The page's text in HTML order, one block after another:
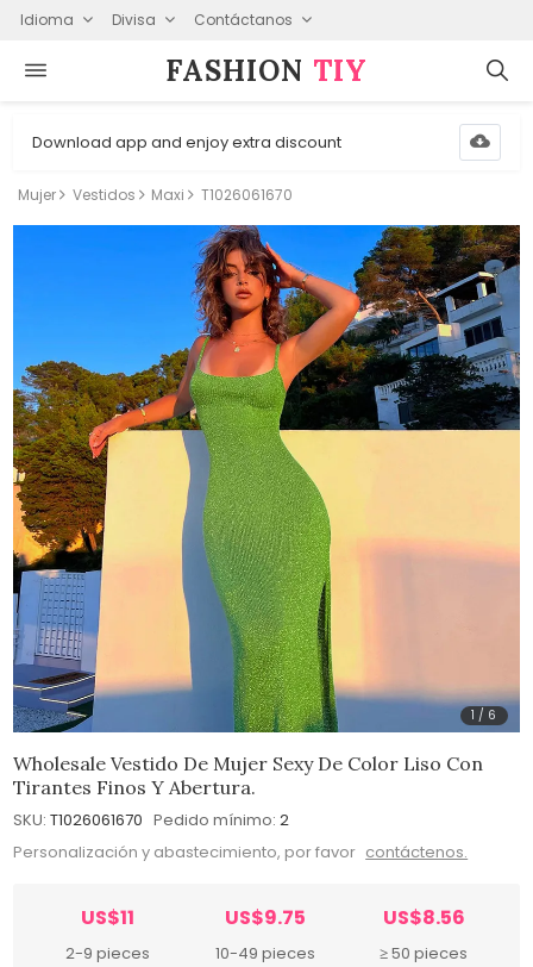
Idioma Divisa Contáctanos
FASHION⁠ TIY
Download app and enjoy extra discount
Mujer Vestidos Maxi T1026061670
1 / 6
Wholesale Vestido De Mujer Sexy De Color Liso Con
Tirantes Finos Y Abertura.
SKU: T1026061670 Pedido mínimo: 2
Personalización y abastecimiento, por favor contáctenos.
US$11
2-9 pieces
US$9.75
10-49 pieces
US$8.56
≥ 50 pieces